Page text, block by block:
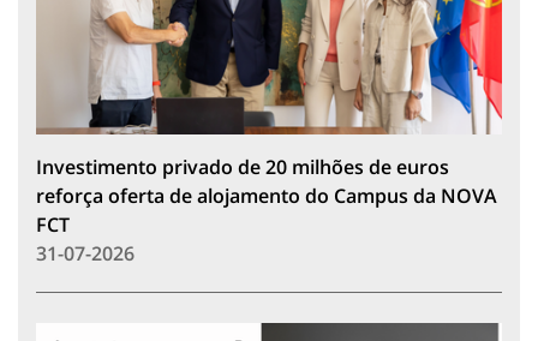
Investimento privado de 20 milhões de euros
reforça oferta de alojamento do Campus da NOVA
FCT
31-07-2026